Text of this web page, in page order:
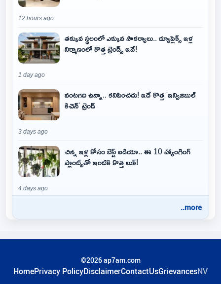
12 hours ago
తక్కువ స్థలంలో ఎక్కువ సౌకర్యాలు.. డ్యూప్లెక్స్ ఇళ్ల
నిర్మాణంలో కొత్త ట్రెండ్స్ ఇవే!
1 day ago
వంటగది ఉన్నా.. కనిపించదు! ఇదే కొత్త 'ఇన్విజిబుల్
కిచెన్' ట్రెండ్
3 days ago
చిన్న ఇళ్ల కోసం బెస్ట్ ఐడియా.. ఈ 10 హ్యాంగింగ్
ప్లాంట్స్‌తో ఇంటికి కొత్త లుక్!
4 days ago
..more
©2026 ap7am.com
HomePrivacy PolicyDisclaimerContactUsGrievancesNV